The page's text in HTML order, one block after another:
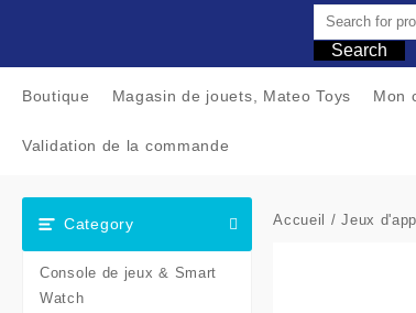
Search
Boutique Magasin de jouets, Mateo Toys Mon
Validation de la commande
Category
Console de jeux & Smart
Watch
Accueil /Jeux